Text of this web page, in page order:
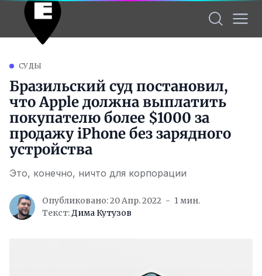
СУДЫ
Бразильский суд постановил,
что Apple должна выплатить
покупателю более $1000 за
продажу iPhone без зарядного
устройства
Это, конечно, ничто для корпорации
Опубликовано: 20 Апр. 2022
1 мин.
Текст:Дима Кутузов